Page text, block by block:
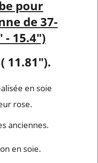
pour
de 37-
- 15.4")
11.81").
en soie
rose.
anciennes.
en soie.